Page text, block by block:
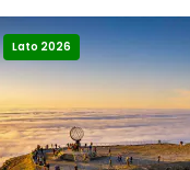
Lato 2026